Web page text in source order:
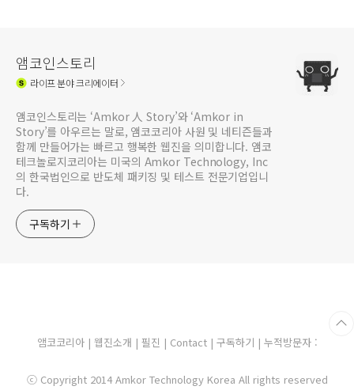
앰코인스토리
라이프분야 크리에이터
앰코인스토리는 ‘Amkor 人 Story’와 ‘Amkor in
Story’를 아우르는 말로, 앰코코리아 사원 및 네티즌들과
함께 만들어가는 빠르고 행복한 웹진을 의미합니다. 앰코
테크놀로지코리아는 미국의 Amkor Technology, Inc
의 한국법인으로 반도체 패키징 및 테스트 전문기업입니
다.
구독하기
앰코코리아| 웹진소개 | 필진 | Contact | 구독하기 | 누적방문자 :
ⓒ Copyright 2014 Amkor Technology Korea All rights reserved